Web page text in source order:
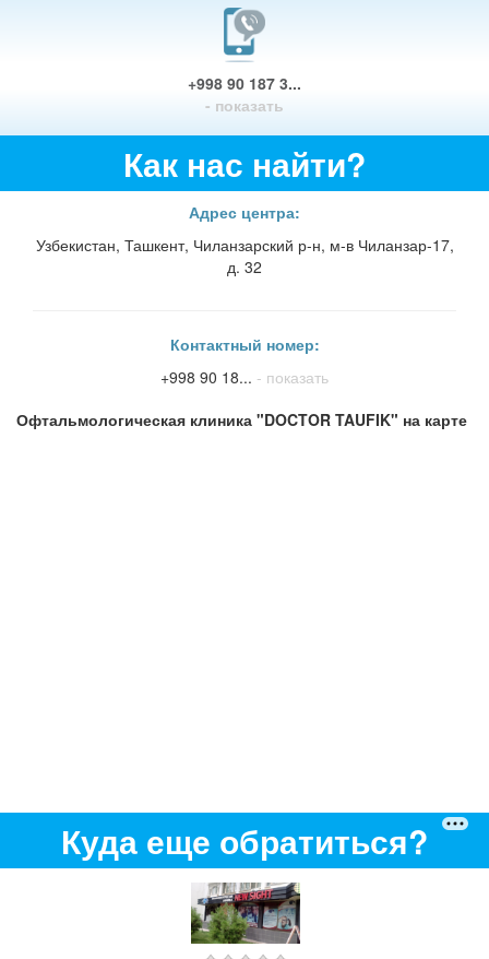
+998 90 187 3...
- показать
Как нас найти?
Адрес центра:
Узбекистан, Ташкент, Чиланзарский р-н, м-в Чиланзар-17,
д. 32
Контактный номер:
+998 90 18... - показать
Офтальмологическая клиника "DOCTOR TAUFIK" на карте
Куда еще обратиться?